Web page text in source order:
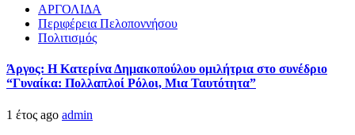
ΑΡΓΟΛΙΔΑ
Περιφέρεια Πελοποννήσου
Πολιτισμός
Άργος: Η Κατερίνα Δημακοπούλου ομιλήτρια στο συνέδριο
“Γυναίκα: Πολλαπλοί Ρόλοι, Μια Ταυτότητα”
1 έτος ago admin